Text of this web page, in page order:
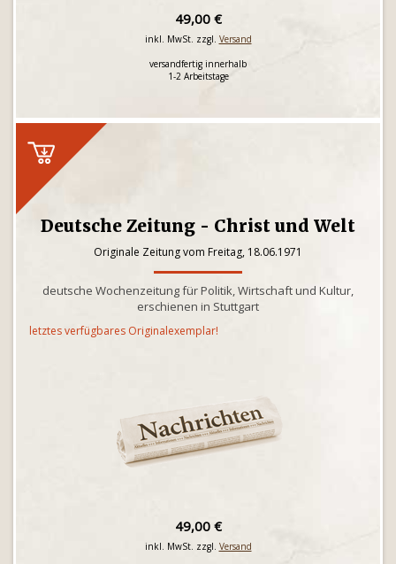
49,00 €
inkl. MwSt. zzgl. Versand
versandfertig innerhalb
1-2 Arbeitstage
Deutsche Zeitung - Christ und Welt
Originale Zeitung vom Freitag, 18.06.1971
deutsche Wochenzeitung für Politik, Wirtschaft und Kultur,
erschienen in Stuttgart
letztes verfügbares Originalexemplar!
49,00 €
inkl. MwSt. zzgl. Versand